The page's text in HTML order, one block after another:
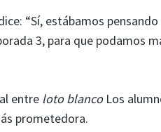
“Sí, estábamos
3, para que podamos
entre loto blanco Los
prometedora.